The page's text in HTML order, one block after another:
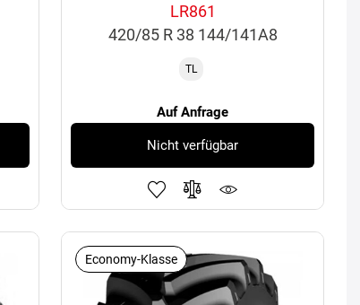
LR861
420/85 R 38 144/141A8
TL
Auf Anfrage
Nicht verfügbar
Economy-Klasse